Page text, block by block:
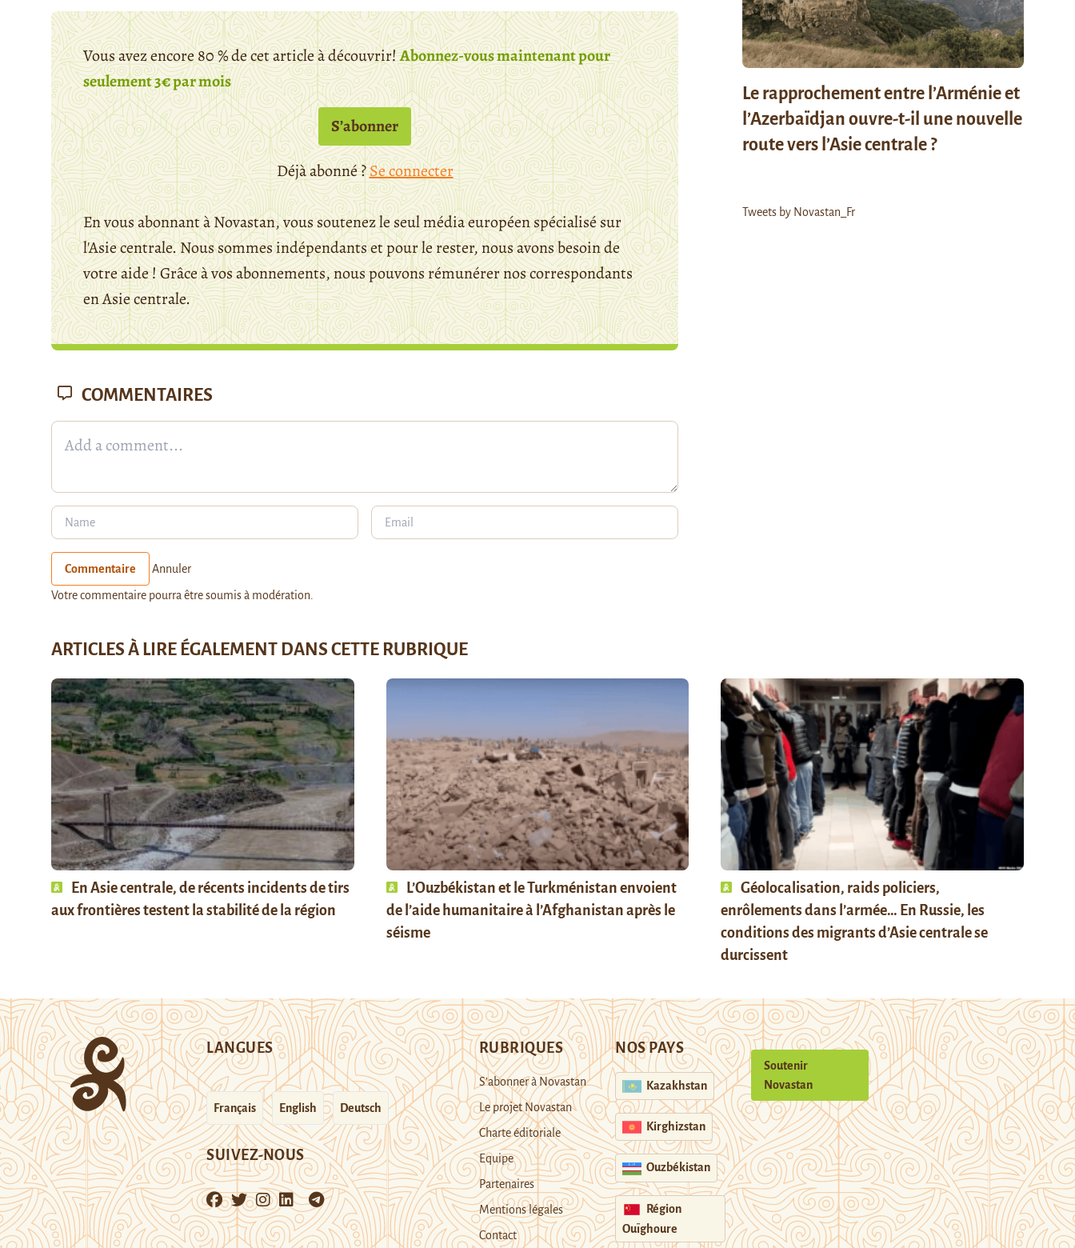
Vous avez encore 80 % de cet article à découvrir!Abonnez-vous maintenant pour
seulement 3€ par mois
S’abonner
Déjà abonné ?Se connecter
En vous abonnant à Novastan, vous soutenez le seul média européen spécialisé sur
l'Asie centrale. Nous sommes indépendants et pour le rester, nous avons besoin de
votre aide ! Grâce à vos abonnements, nous pouvons rémunérer nos correspondants
en Asie centrale.
Le rapprochement entre l’Arménie et
l’Azerbaïdjan ouvre-t-il une nouvelle
route vers l’Asie centrale ?
Tweets by Novastan_Fr
COMMENTAIRES
Commentaire Annuler
Votre commentaire pourra être soumis à modération.
ARTICLES À LIRE ÉGALEMENT DANS CETTE RUBRIQUE
En Asie centrale, de récents incidents de tirs
aux frontières testent la stabilité de la région
L’Ouzbékistan et le Turkménistan envoient
de l’aide humanitaire à l’Afghanistan après le
séisme
Géolocalisation, raids policiers,
enrôlements dans l’armée… En Russie, les
conditions des migrants d’Asie centrale se
durcissent
LANGUES
Français English Deutsch
SUIVEZ-NOUS
RUBRIQUES
S’abonner à Novastan
Le projet Novastan
Charte éditoriale
Equipe
Partenaires
Mentions légales
Contact
NOS PAYS
Kazakhstan
Kirghizstan
Ouzbékistan
Région
Ouïghoure
Soutenir
Novastan